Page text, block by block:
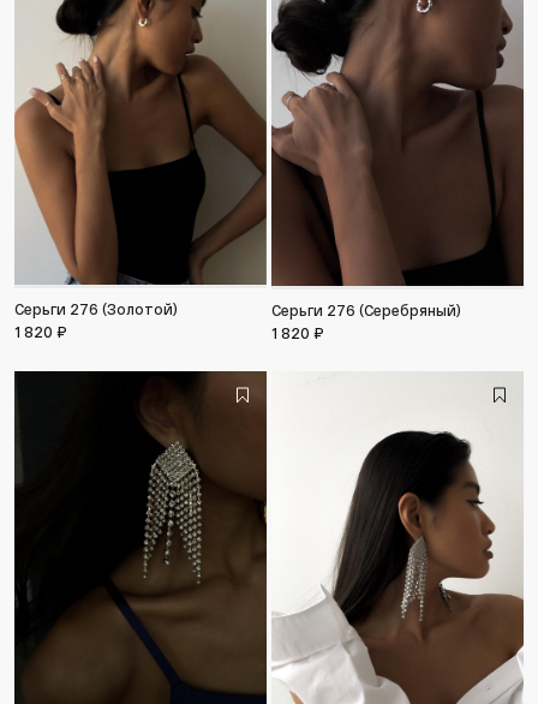
Серьги 276 (Золотой)
1 820 ₽
Серьги 276 (Серебряный)
1 820 ₽